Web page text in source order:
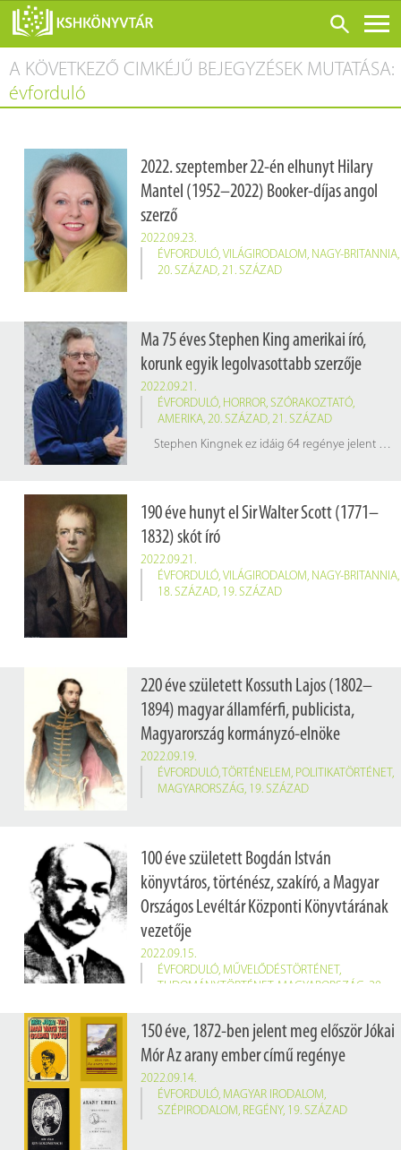
ONLINE KATALÓGUS
RÓLUNK
SZOLGÁLTATÁSOK
KONFERENCIÁK
ADATBÁZISOK
BLOG
A KÖVETKEZŐ CIMKÉJŰ BEJEGYZÉSEK MUTATÁSA:
évforduló
2022. szeptember 22-én elhunyt Hilary
Mantel (1952–2022) Booker-díjas angol
szerző
2022.09.23.
ÉVFORDULÓ, VILÁGIRODALOM, NAGY-BRITANNIA,
20. SZÁZAD, 21. SZÁZAD
Ma 75 éves Stephen King amerikai író,
korunk egyik legolvasottabb szerzője
2022.09.21.
ÉVFORDULÓ, HORROR, SZÓRAKOZTATÓ,
AMERIKA, 20. SZÁZAD, 21. SZÁZAD
Stephen Kingnek ez idáig 64 regénye jelent meg, ebből 7 Richard Bachman álnéven. Több mint 200 novellát írt. Negyvennél is több nyelvre lefordított művei több mint 400 millió példányban keltek el világszerte. Számos története szülőföldjén, Maine államban játszódik. A legismertebb művei:
190 éve hunyt el Sir Walter Scott (1771–
1832) skót író
2022.09.21.
ÉVFORDULÓ, VILÁGIRODALOM, NAGY-BRITANNIA,
18. SZÁZAD, 19. SZÁZAD
220 éve született Kossuth Lajos (1802–
1894) magyar államférfi, publicista,
Magyarország kormányzó-elnöke
2022.09.19.
ÉVFORDULÓ,TÖRTÉNELEM, POLITIKATÖRTÉNET,
MAGYARORSZÁG, 19. SZÁZAD
100 éve született Bogdán István
könyvtáros, történész, szakíró, a Magyar
Országos Levéltár Központi Könyvtárának
vezetője
2022.09.15.
ÉVFORDULÓ, MŰVELŐDÉSTÖRTÉNET,
TUDOMÁNYTÖRTÉNET, MAGYARORSZÁG 20.
150 éve, 1872-ben jelent meg először Jókai
Mór Az arany ember című regénye
2022.09.14.
ÉVFORDULÓ, MAGYAR IRODALOM,
SZÉPIRODALOM, REGÉNY, 19. SZÁZAD